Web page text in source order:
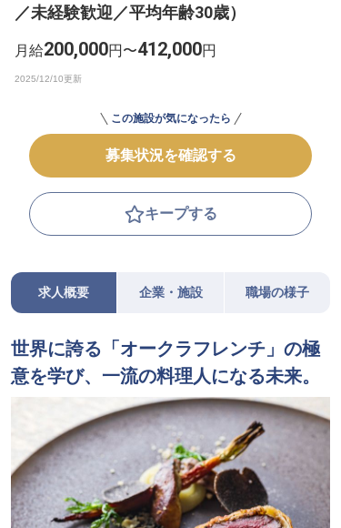
／未経験歓迎／平均年齢30歳）
月給200,000円〜412,000円
この施設が気になったら
募集状況を確認する
キープする
求人概要 企業・施設 職場の様子
世界に誇る「オークラフレンチ」の極
意を学び、一流の料理人になる未来。